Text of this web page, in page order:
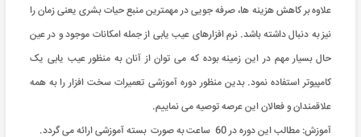
علاوه بر کاهش هزينه ها، صرفه جويی در مهمترين منبع حیات بشری یعنی زمان را
نیز به دنبال داشته باشد. نرم افزارهای عیب یابی از جمله امکانات موجود و در عین
حال بسیار مهم در این زمینه بوده که می توان از آنان به منظور عیب یابی یک
کامپیوتر استفاده نمود. بدین منظور دوره آموزشی تعمیرات سخت افزار را به همه
علاقمندان و فعالان این عرصه توصیه می نماییم.
آموزش: مطالب این دوره در 60 ساعت به صورت بسته آموزشی ارائه می گردد
.